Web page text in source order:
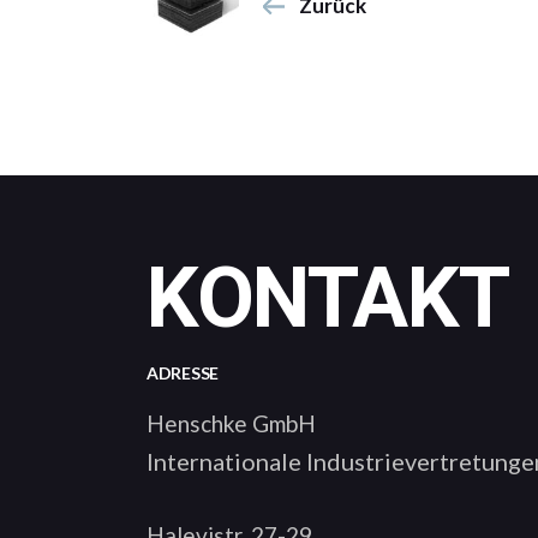
KONTAKT
ADRESSE
Henschke GmbH
Internationale